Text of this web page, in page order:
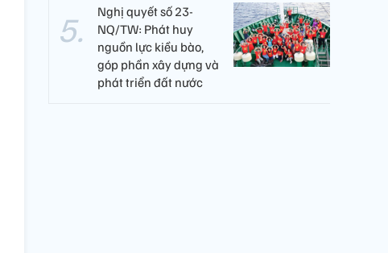
Nghị quyết số 23-
NQ/TW: Phát huy
nguồn lực kiều bào,
góp phần xây dựng và
phát triển đất nước